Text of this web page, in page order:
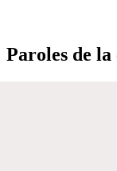
Paroles de